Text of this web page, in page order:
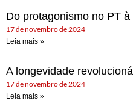
Do protagonismo no PT
17 de novembro de 2024
Leia mais »
A longevidade
17 de novembro de 2024
Leia mais »